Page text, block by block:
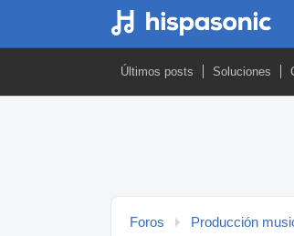
Últimos posts Soluciones
Foros Producción